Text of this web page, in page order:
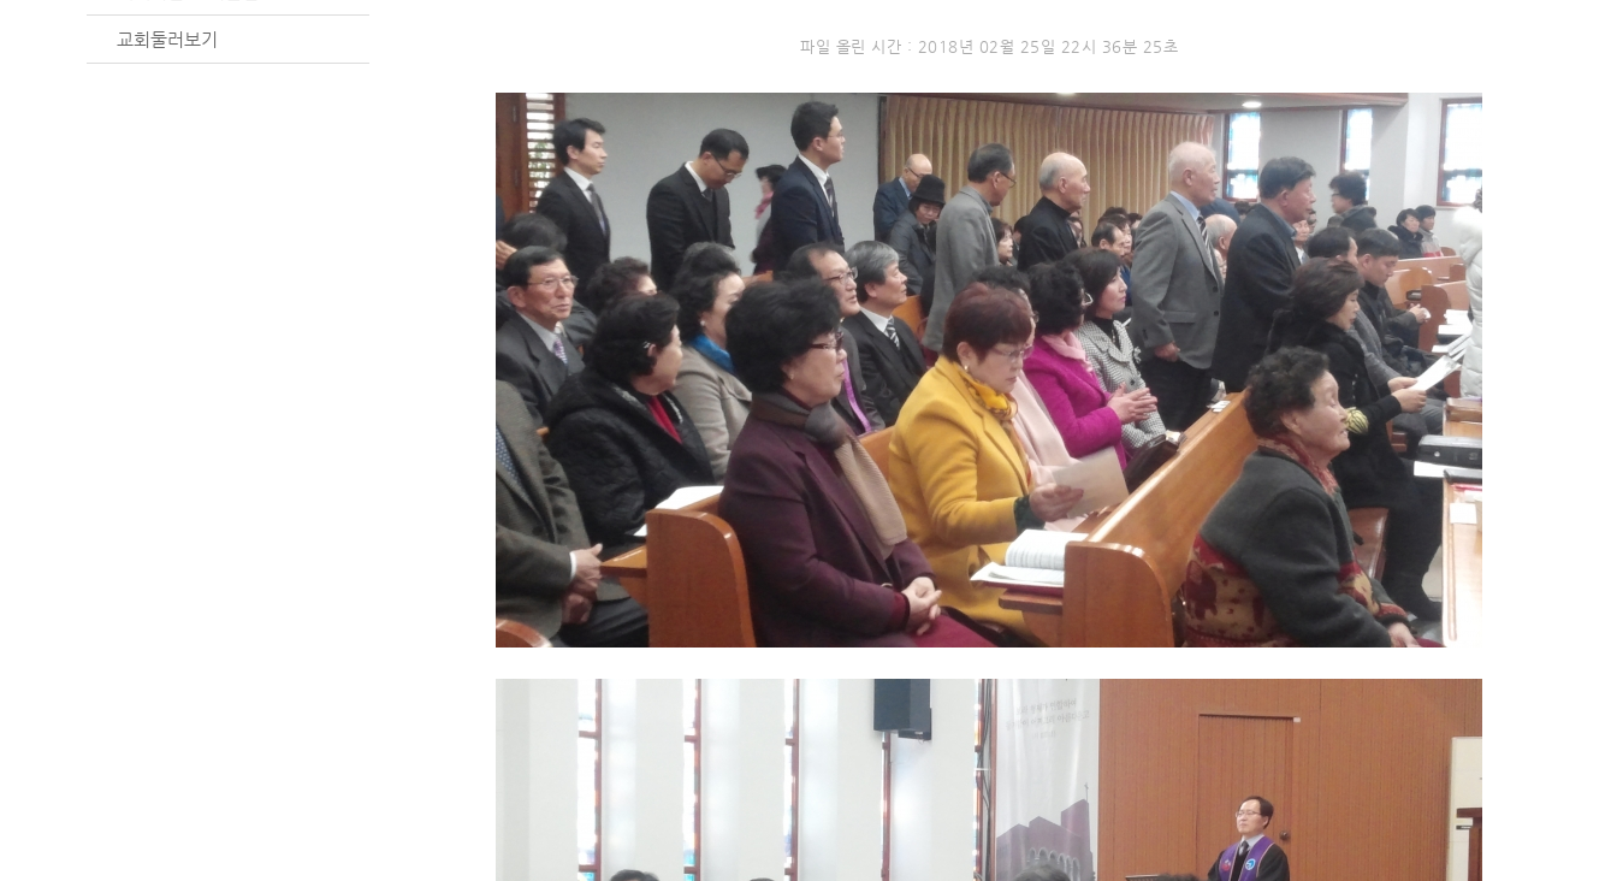
교회둘러보기 파일 올린 시간 : 2018년 02월 25일 22시 36분 25초